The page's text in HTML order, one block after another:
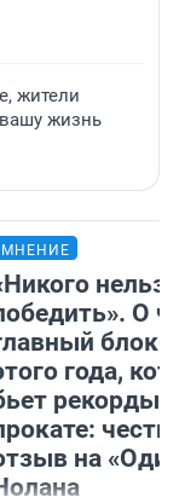
жители
жизнь
МНЕНИЕ
нельзя
О
года,
рекорды в
на